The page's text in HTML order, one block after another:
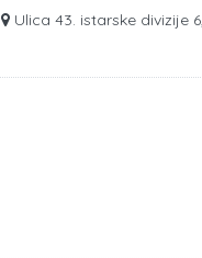
Ulica 43. istarske divizije